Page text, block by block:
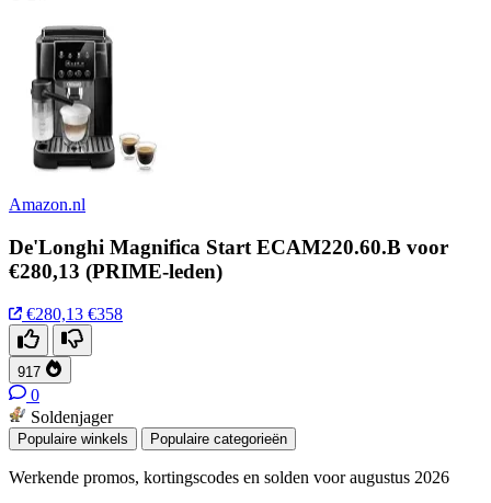
Amazon.nl
De'Longhi Magnifica Start ECAM220.60.B voor
€280,13 (PRIME-leden)
€280,13 €358
917
0
Soldenjager
Populaire winkels Populaire categorieën
Werkende promos, kortingscodes en solden voor augustus 2026